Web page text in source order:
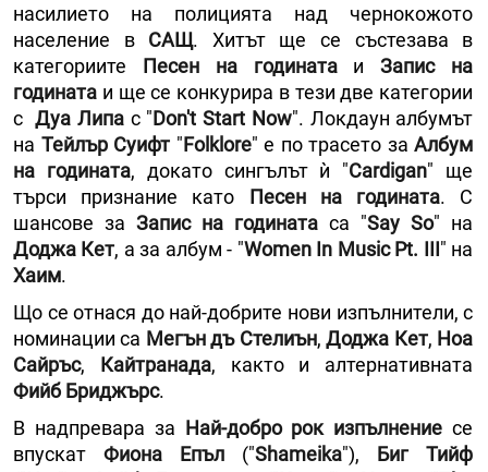
насилието на полицията над чернокожото
население в САЩ. Хитът ще се състезава в
категориите Песен на годинатаиЗапис на
годината и ще се конкурира в тези две категории
сДуа Липа с "Don't Start Now". Локдаун албумът
на Тейлър Суифт "Folklore" е по трасето заАлбум
на годината, докато сингълът ѝ "Cardigan" ще
търси признание като Песен на годината. С
шансове заЗапис на годината са "Say So" на
Доджа Кет, а за албум - "Women In Music Pt. III" на
Хаим.
Що се отнася до най-добрите нови изпълнители, с
номинации са Мегън дъ Стелиън, Доджа Кет, Ноа
Сайръс, Кайтранада, както и алтернативната
Фийб Бриджърс.
В надпревара за Най-добро рок изпълнение се
впускатФиона Епъл ("Shameika"), Биг Тийф